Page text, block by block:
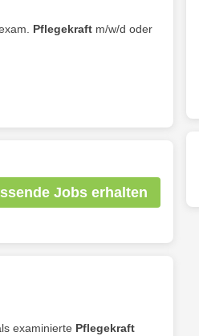
Pflegekraft m/w/d oder
Jobs erhalten
examinierte Pflegekraft